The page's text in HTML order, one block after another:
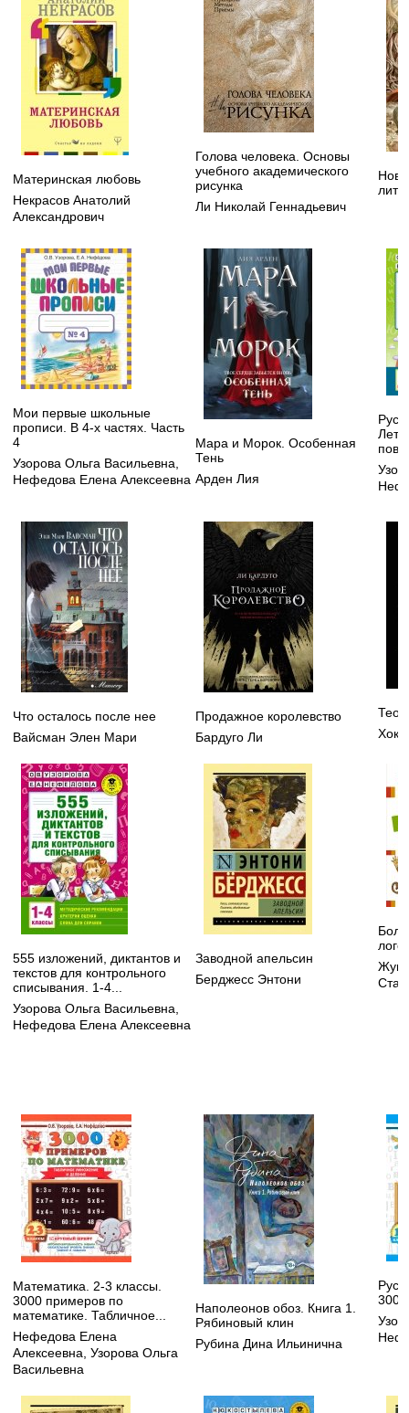
Материнская любовь
Некрасов Анатолий
Александрович
Голова человека. Основы
учебного академического
рисунка
Ли Николай Геннадьевич
Мои первые школьные
прописи. В 4-х частях. Часть
4
Узорова Ольга Васильевна
Нефедова Елена Алексеевна
Мара и Морок. Особенная
Тень
Арден Лия
Что осталось после нее
Вайсман Элен Мари
Продажное королевство
Бардуго Ли
555 изложений, диктантов и
текстов для контрольного
списывания. 1-4...
Узорова Ольга Васильевна
Нефедова Елена Алексеевна
Заводной апельсин
Берджесс Энтони
Математика. 2-3 классы.
3000 примеров по
математике. Табличное...
Нефедова Елена
Алексеевна Узорова Ольга
Васильевна
Наполеонов обоз. Книга 1.
Рябиновый клин
Рубина Дина Ильинична